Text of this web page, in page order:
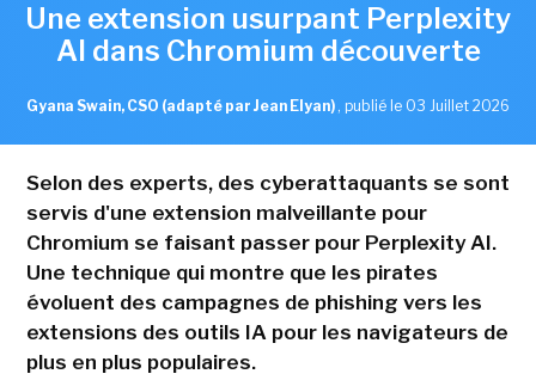
Une extension usurpant Perplexity
AI dans Chromium découverte
Gyana Swain, CSO (adapté par Jean Elyan) , publié le 03 Juillet 2026
Selon des experts, des cyberattaquants se sont
servis d'une extension malveillante pour
Chromium se faisant passer pour Perplexity AI.
Une technique qui montre que les pirates
évoluent des campagnes de phishing vers les
extensions des outils IA pour les navigateurs de
plus en plus populaires.